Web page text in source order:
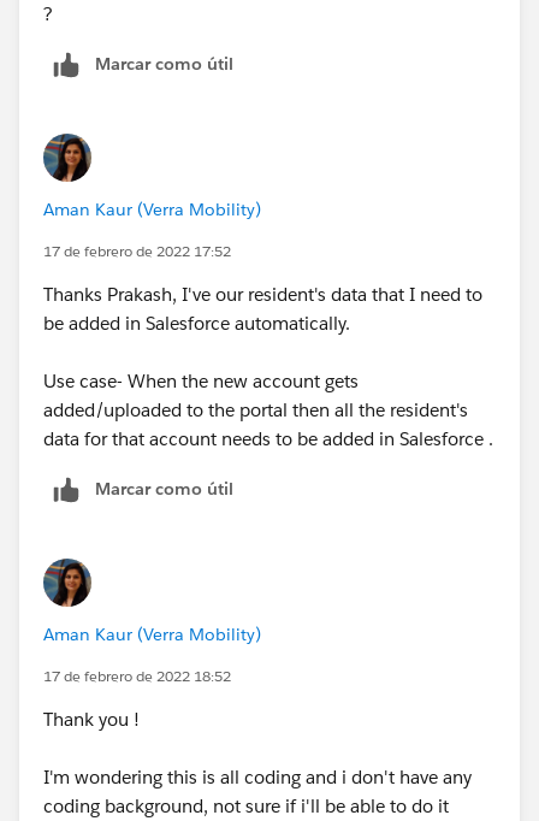
?
Marcar como útil
Aman Kaur (Verra Mobility)
17 de febrero de 2022 17:52
Thanks Prakash, I've our resident's data that I need to
be added in Salesforce automatically.
Use case- When the new account gets
added/uploaded to the portal then all the resident's
data for that account needs to be added in Salesforce .
Marcar como útil
Aman Kaur (Verra Mobility)
17 de febrero de 2022 18:52
Thank you !
I'm wondering this is all coding and i don't have any
coding background, not sure if i'll be able to do it